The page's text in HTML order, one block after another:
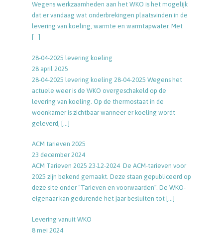
Wegens werkzaamheden aan het WKO is het mogelijk
dat er vandaag wat onderbrekingen plaatsvinden in de
levering van koeling, warmte en warmtapwater. Met
[…]
28-04-2025 levering koeling
28 april 2025
28-04-2025 levering koeling 28-04-2025 Wegens het
actuele weer is de WKO overgeschakeld op de
levering van koeling. Op de thermostaat in de
woonkamer is zichtbaar wanneer er koeling wordt
geleverd, […]
ACM tarieven 2025
23 december 2024
ACM Tarieven 2025 23-12-2024 De ACM-tarieven voor
2025 zijn bekend gemaakt. Deze staan gepubliceerd op
deze site onder “Tarieven en voorwaarden”. De WKO-
eigenaar kan gedurende het jaar besluiten tot […]
Levering vanuit WKO
8 mei 2024